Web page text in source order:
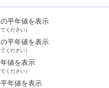
平年値を表示
ください）
平年値を表示
ください）
値を表示
ください）
年値を表示